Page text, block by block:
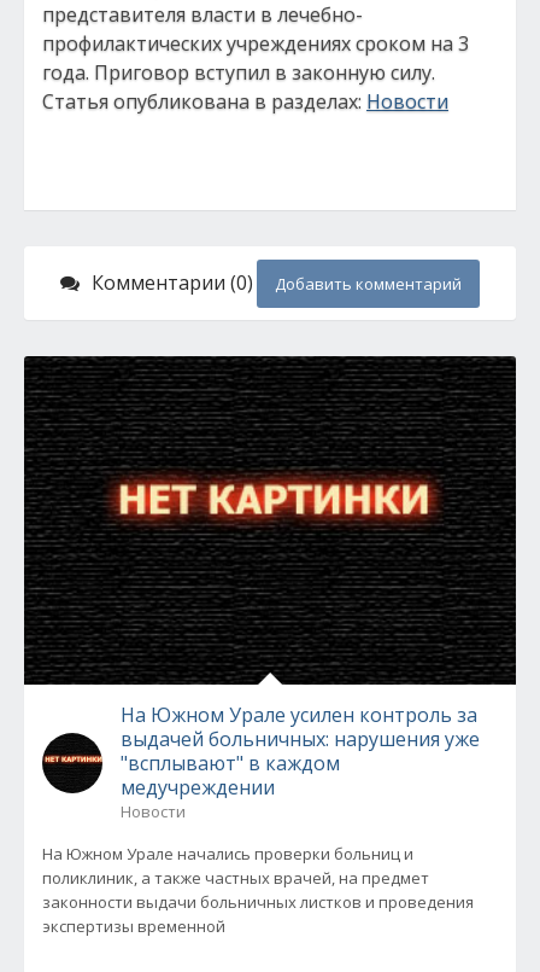
представителя власти в лечебно-
профилактических учреждениях сроком на 3
года. Приговор вступил в законную силу.
Статья опубликована в разделах: Новости
Комментарии (0) Добавить комментарий
На Южном Урале усилен контроль за
выдачей больничных: нарушения уже
"всплывают" в каждом
медучреждении
Новости
На Южном Урале начались проверки больниц и
поликлиник, а также частных врачей, на предмет
законности выдачи больничных листков и проведения
экспертизы временной